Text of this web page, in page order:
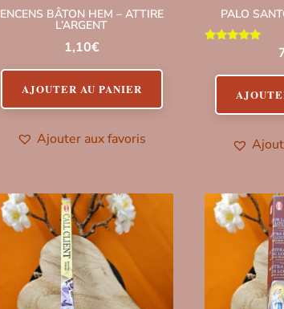
ENCENS BÂTON HEM – ATTIRE
L’ARGENT
1,10€
AJOUTER AU PANIER
Ajouter aux favoris
PALO